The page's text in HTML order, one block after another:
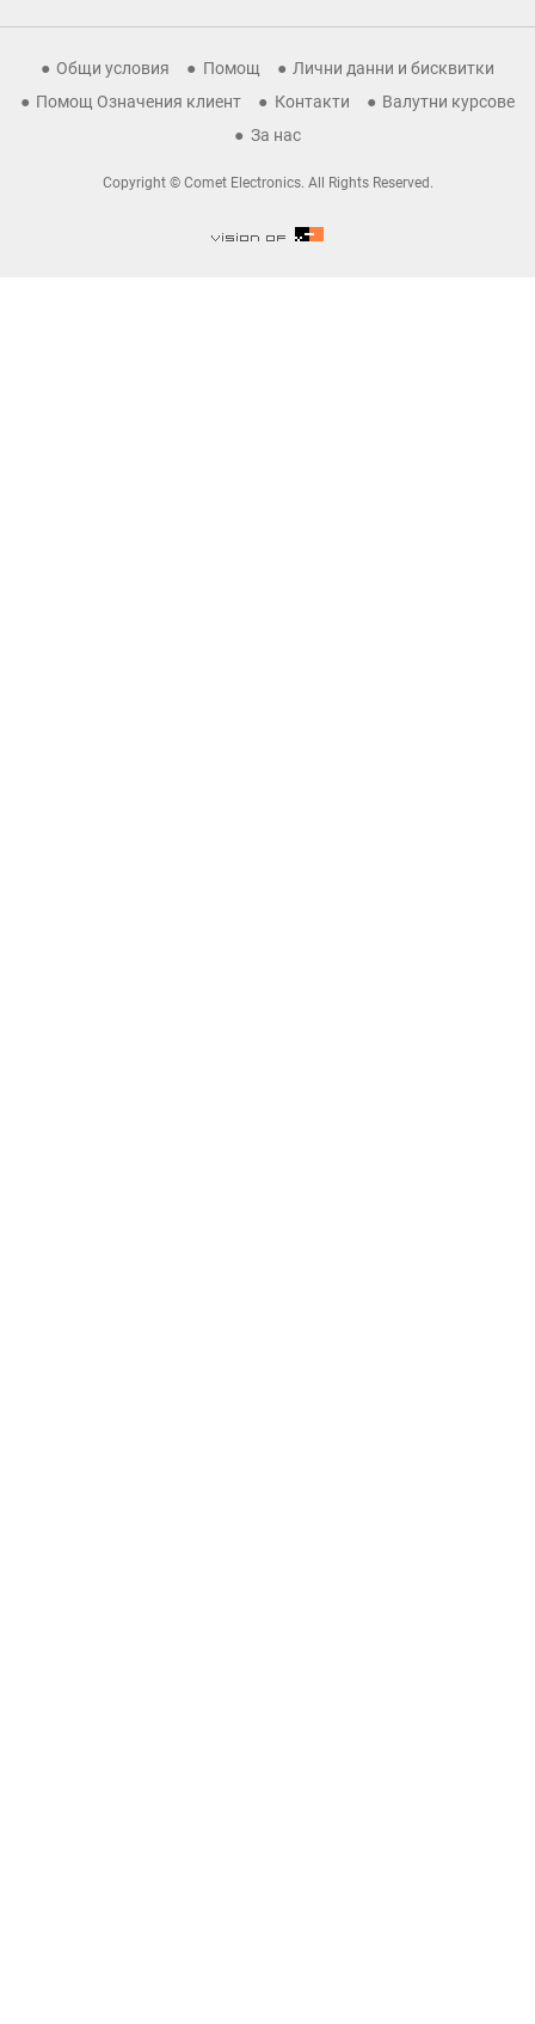
Общи условия Помощ
Лични данни и бисквитки
Помощ Означения клиент
Контакти
Валутни курсове
За нас
Copyright © Comet Electronics. All Rights Reserved.